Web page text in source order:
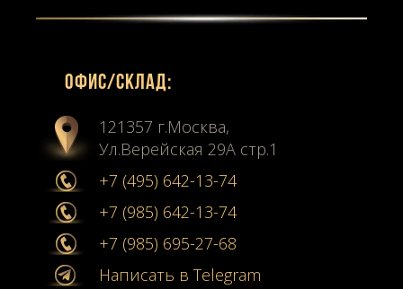
Офиc/склад:
121357 г.Москва,
Ул.Верейская 29А стр.1
+7 (495) 642-13-74
+7 (985) 642-13-74
+7 (985) 695-27-68
Написать в Telegram